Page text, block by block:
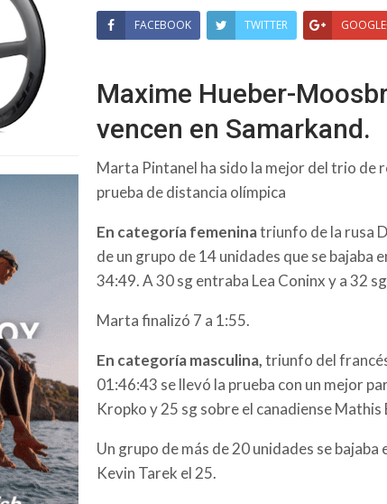
FACEBOOK TWITTER
Maxime Hueber-
vencen en Samarkand.
Marta Pintanel ha sido la mejor del trio de
prueba de distancia olímpica
En categoría femeninatriunfo de la rusa
de un grupo de 14 unidades que se bajaba
34:49. A 30 sg entraba Lea Coninx y a 32
Marta finalizó 7 a 1:55.
En categoría masculina,triunfo del
01:46:43 se llevó la prueba con un mejor
Kropko y 25 sg sobre el canadiense Mathis
Un grupo de más de 20 unidades se
Kevin Tarek el 25.